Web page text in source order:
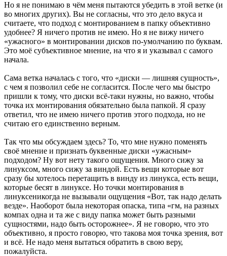
Но я не понимаю в чём меня пытаются убедить в этой ветке (и
во многих других). Вы не согласны, что это дело вкуса и
считаете, что подход с монтированием в папку объективно
удобнее? Я ничего против не имею. Но я не вижу ничего
«ужасного» в монтировании дисков по-умолчанию по буквам.
Это моё субъективное мнение, на что я и указывал с самого
начала.
Сама ветка началась с того, что «диски — лишняя сущность»,
с чем я позволил себе не согласится. После чего мы быстро
пришли к тому, что диски всё-таки нужны, но важно, чтобы
точка их монтирования обязательно была папкой. Я сразу
ответил, что не имею ничего против этого подхода, но не
считаю его единственно верным.
Так что мы обсуждаем здесь? То, что мне нужно поменять
своё мнение и признать буквенные диски «ужасным»
подходом? Ну вот нету такого ощущения. Много сижу за
линуксом, много сижу за виндой. Есть вещи которые вот
сразу бы хотелось перетащить в винду из линукса, есть вещи,
которые бесят в линуксе. Но точки монтирования в
линуксеникогда не вызывали ощущения «Вот, так надо делать
везде». Наоборот была некоторая опаска, типа «гм, на разных
компах одна и та же с виду папка может быть разными
сущностями, надо быть осторожнее». Я не говорю, что это
объективно, я просто говорю, что такова моя точка зрения, вот
и всё. Не надо меня вытаться обратить в свою веру,
пожалуйста.